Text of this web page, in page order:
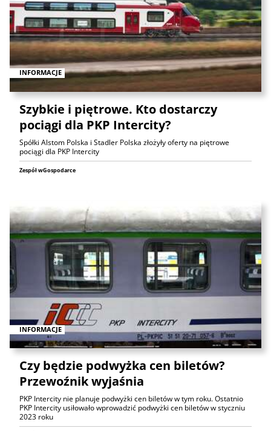
INFORMACJE
Szybkie i piętrowe. Kto dostarczy
pociągi dla PKP Intercity?
Spółki Alstom Polska i Stadler Polska złożyły oferty na piętrowe
pociągi dla PKP Intercity
Zespół wGospodarce
INFORMACJE
Czy będzie podwyżka cen biletów?
Przewoźnik wyjaśnia
PKP Intercity nie planuje podwyżki cen biletów w tym roku. Ostatnio
PKP Intercity usiłowało wprowadzić podwyżki cen biletów w styczniu
2023 roku